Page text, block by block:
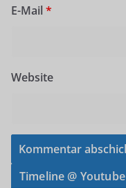
E-Mail *
Website
Timeline @ Youtube